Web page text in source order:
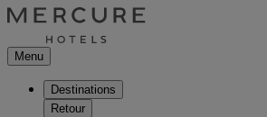
Menu
Destinations
Retour